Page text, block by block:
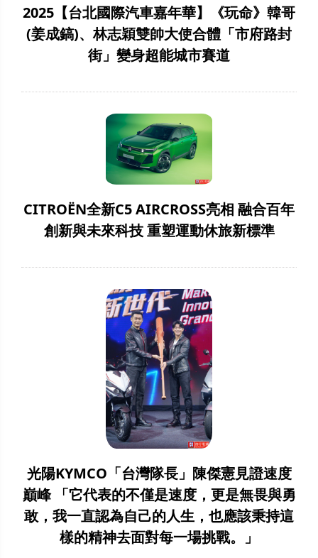
2025【台北國際汽車嘉年華】《玩命》韓哥
(姜成鎬)、林志穎雙帥大使合體「市府路封
街」變身超能城市賽道
CITROËN全新C5 AIRCROSS亮相 融合百年
創新與未來科技 重塑運動休旅新標準
光陽KYMCO「台灣隊長」陳傑憲見證速度
巔峰 「它代表的不僅是速度，更是無畏與勇
敢，我一直認為自己的人生，也應該秉持這
樣的精神去面對每一場挑戰。」